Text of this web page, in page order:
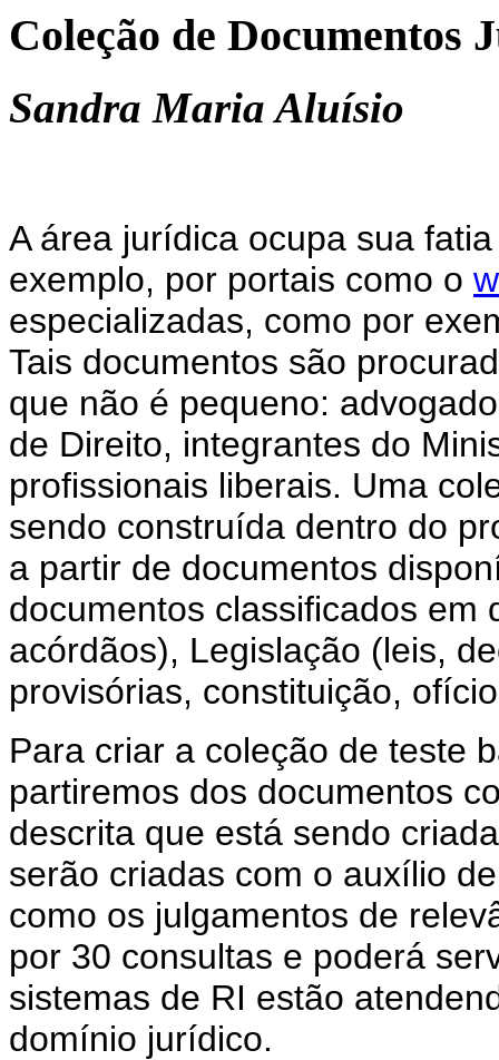
Coleção de Documentos
Sandra Maria Aluísio
A área jurídica ocupa sua
exemplo, por portais como o
especializadas, como por
Tais documentos são
que não é pequeno:
de Direito, integrantes do
profissionais liberais. Uma
sendo construída dentro do
a partir de documentos
documentos classificados em
acórdãos), Legislação (leis,
provisórias, constituição,
Para criar a coleção de teste
partiremos dos documentos
descrita que está sendo
serão criadas com o auxílio
como os julgamentos de
por 30 consultas e poderá
sistemas de RI estão
domínio jurídico.